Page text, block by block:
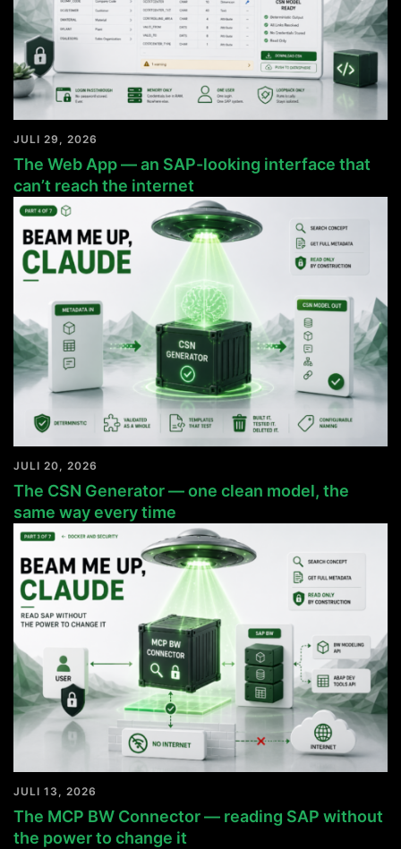
JULI 29, 2026
The Web App — an SAP-looking interface that
can’t reach the internet
JULI 20, 2026
The CSN Generator — one clean model, the
same way every time
JULI 13, 2026
The MCP BW Connector — reading SAP without
the power to change it